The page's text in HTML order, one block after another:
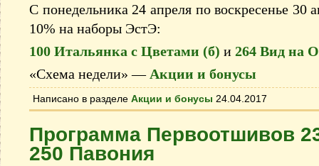
С понедельника 24 апреля по воскресенье 30
10% на наборы ЭстЭ:
100 Итальянка с Цветами (б) и 264 Вид на
«Схема недели» — Акции и бонусы
Написано в разделе Акции и бонусы 24.04.2017
Программа Первоотшивов
250 Павония